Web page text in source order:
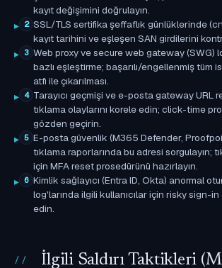
kayıt değişimini doğrulayın.
2 SSL/TLS sertifika şeffaflık günlüklerinde
kayıt tarihini ve eşleşen SAN girdilerini
3 Web proxy ve secure web gateway (SWG)
bazlı eşleştirme; başarılı/engellenmiş tüm
atfı ile çıkarılması.
4 Tarayıcı geçmişi ve e-posta gateway URL
tıklama olaylarını korele edin; click-time
gözden geçirin.
5 E-posta güvenlik (M365 Defender,
tıklama raporlarında bu adresi sorgulayın;
için MFA reset prosedürünü hazırlayın.
6 Kimlik sağlayıcı (Entra ID, Okta) anormal
log'larında ilgili kullanıcılar için risky sign-in
edin.
İlgili Saldırı Taktikleri